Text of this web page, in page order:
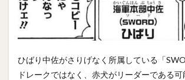
ひばり中佐がさりげなく所属している「
ドレークではなく、赤犬がリーダーである